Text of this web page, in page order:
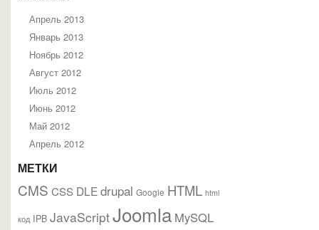
Апрель 2013
Январь 2013
Ноябрь 2012
Август 2012
Июль 2012
Июнь 2012
Май 2012
Апрель 2012
МЕТКИ
CMS CSS DLEdrupal Google HTML html
код IPB JavaScriptJoomla MySQL